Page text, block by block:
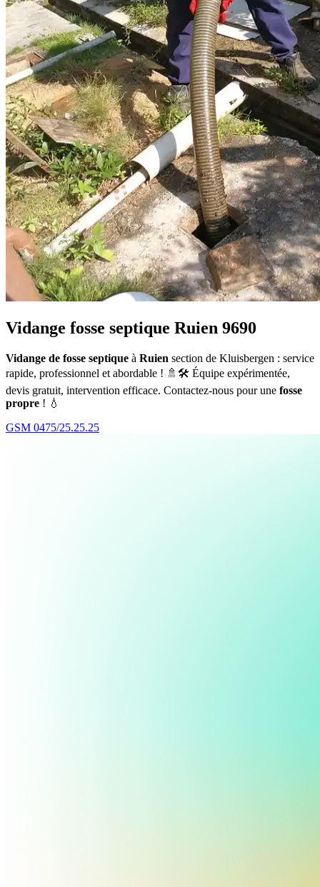
Vidange fosse septique Ruien 9690
Vidange de fosse septique à Ruien section de Kluisbergen : service
rapide, professionnel et abordable ! 🚿🛠️ Équipe expérimentée,
devis gratuit, intervention efficace. Contactez-nous pour une fosse
propre ! 💧
GSM 0475/25.25.25